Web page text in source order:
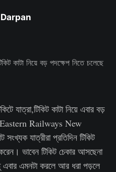
যাত্রা,টিকিট কাটা নিয়ে এবার বড়
(Eastern Railways New
সংখ্যক যাত্রীরা প্রতিদিন টিকিট
ভাবেন টিকিট চেকার আসছেনা
এমনটা করলে আর ধরা পড়লে